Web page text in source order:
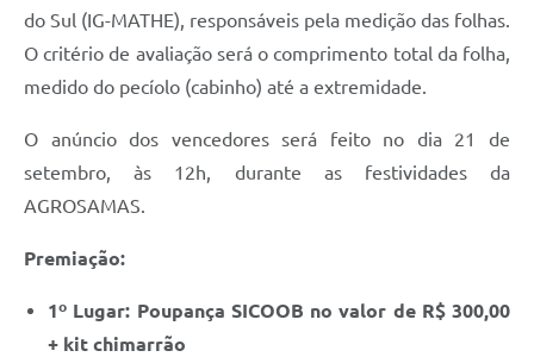
Agenda
SIC
Notícias
Briefing de Ações, Divulgações e Eventos
Telefones Úteis
do Sul (IG-MATHE), responsáveis pela medição das folhas.
O critério de avaliação será o comprimento total da folha,
medido do pecíolo (cabinho) até a extremidade.
O anúncio dos vencedores será feito no dia 21 de
setembro, às 12h, durante as festividades da
AGROSAMAS.
Premiação:
1º Lugar: Poupança SICOOB no valor de R$ 300,00
+ kit chimarrão